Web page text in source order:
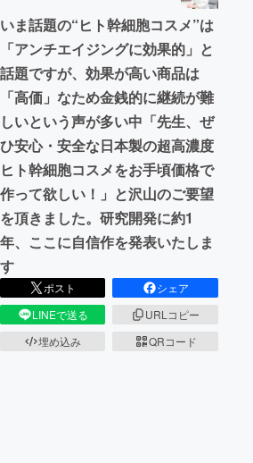
CAMPFIREふるさと納税machi-ya
いま話題の“ヒト幹細胞コスメ”は
「アンチエイジングに効果的」と
話題ですが、効果が高い商品は
「高価」なため金銭的に継続が難
しいという声が多い中「先生、ぜ
ひ安心・安全な日本製の超高濃度
ヒト幹細胞コスメをお手頃価格で
作って欲しい！」と沢山のご要望
を頂きました。研究開発に約1
年、ここに自信作を発表いたしま
す
ポスト
シェア
LINEで送る
URLコピー
埋め込み
QRコード